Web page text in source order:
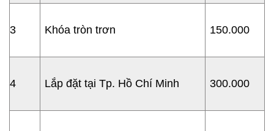
3 Khóa tròn trơn 150.000
4 Lắp đặt tại Tp. Hồ Chí Minh 300.000